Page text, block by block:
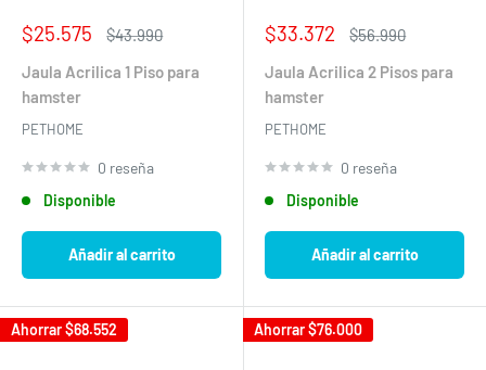
Precio
venta
$25.575
Precio
$43.990
Jaula Acrilica 1 Piso para
hamster
PETHOME
0 reseña
Disponible
Añadir al carrito
Precio
venta
$33.372
Precio
$56.990
Jaula Acrilica 2 Pisos para
hamster
PETHOME
0 reseña
Disponible
Añadir al carrito
Ahorrar$68.552 Ahorrar$76.000